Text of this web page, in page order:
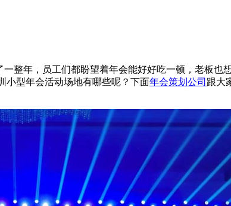
年，员工们都盼望着年会能好好吃一顿，老板也
小型年会活动场地有哪些呢？下面年会策划公司 跟大